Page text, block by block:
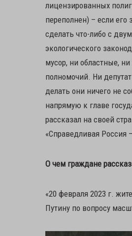
лицензированных
переполнен) – если его
сделать что-либо с
экологического
мусор, ни областные,
полномочий. Ни
делать они ничего не
напрямую к главе
рассказал на своей
«Справедливая Россия
О чем граждане
«20 февраля 2023 г.
Путину по вопросу